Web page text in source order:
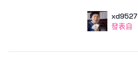
使用者
xd9527
發表自
發表自